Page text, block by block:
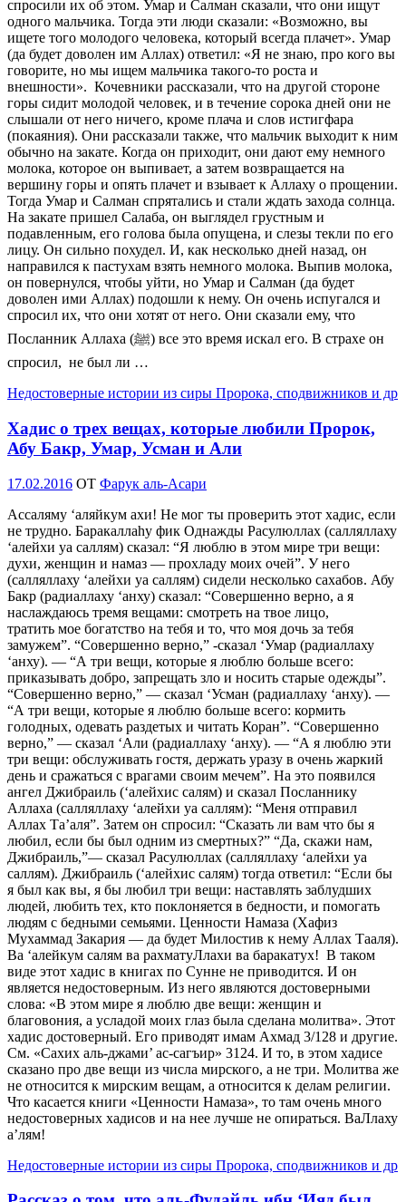
спросили их об этом. Умар и Салман сказали, что они ищут
одного мальчика. Тогда эти люди сказали: «Возможно, вы
ищете того молодого человека, который всегда плачет». Умар
(да будет доволен им Аллах) ответил: «Я не знаю, про кого вы
говорите, но мы ищем мальчика такого-то роста и
внешности». Кочевники рассказали, что на другой стороне
горы сидит молодой человек, и в течение сорока дней они не
слышали от него ничего, кроме плача и слов истигфара
(покаяния). Они рассказали также, что мальчик выходит к ним
обычно на закате. Когда он приходит, они дают ему немного
молока, которое он выпивает, а затем возвращается на
вершину горы и опять плачет и взывает к Аллаху о прощении.
Тогда Умар и Салман спрятались и стали ждать захода солнца.
На закате пришел Салаба, он выглядел грустным и
подавленным, его голова была опущена, и слезы текли по его
лицу. Он сильно похудел. И, как несколько дней назад, он
направился к пастухам взять немного молока. Выпив молока,
он повернулся, чтобы уйти, но Умар и Салман (да будет
доволен ими Аллах) подошли к нему. Он очень испугался и
спросил их, что они хотят от него. Они сказали ему, что
Посланник Аллаха (ﷺ) все это время искал его. В страхе он
спросил, не был ли …
Недостоверные истории из сиры Пророка, сподвижников и др
Хадис о трех вещах, которые любили Пророк,
Абу Бакр, Умар, Усман и Али
Опубликовано
17.02.2016 OT Фарук аль-Асари
Ассаляму ‘аляйкум ахи! Не мог ты проверить этот хадис, если
не трудно. Баракаллаhу фик Однажды Расулюллах (салляллаху
‘алейхи уа саллям) сказал: “Я люблю в этом мире три вещи:
духи, женщин и намаз — прохладу моих очей”. У него
(салляллаху ‘алейхи уа саллям) сидели несколько сахабов. Абу
Бакр (радиаллаху ‘анху) сказал: “Совершенно верно, а я
наслаждаюсь тремя вещами: смотреть на твое лицо,
тратить мое богатство на тебя и то, что моя дочь за тебя
замужем”. “Совершенно верно,” -сказал ‘Умар (радиаллаху
‘анху). — “А три вещи, которые я люблю больше всего:
приказывать добро, запрещать зло и носить старые одежды”.
“Совершенно верно,” — сказал ‘Усман (радиаллаху ‘анху). —
“А три вещи, которые я люблю больше всего: кормить
голодных, одевать раздетых и читать Коран”. “Совершенно
верно,” — сказал ‘Али (радиаллаху ‘анху). — “А я люблю эти
три вещи: обслуживать гостя, держать уразу в очень жаркий
день и сражаться с врагами своим мечем”. На это появился
ангел Джибраиль (‘алейхис салям) и сказал Посланнику
Аллаха (салляллаху ‘алейхи уа саллям): “Меня отправил
Аллах Та’аля”. Затем он спросил: “Сказать ли вам что бы я
любил, если бы был одним из смертных?” “Да, скажи нам,
Джибраиль,”— сказал Расулюллах (салляллаху ‘алейхи уа
саллям). Джибраиль (‘алейхис салям) тогда ответил: “Если бы
я был как вы, я бы любил три вещи: наставлять заблудших
людей, любить тех, кто поклоняется в бедности, и помогать
людям с бедными семьями. Ценности Намаза (Хафиз
Мухаммад Закария — да будет Милостив к нему Аллах Тааля).
Ва ‘алейкум салям ва рахматуЛлахи ва баракатух! В таком
виде этот хадис в книгах по Сунне не приводится. И он
является недостоверным. Из него являются достоверными
слова: «В этом мире я люблю две вещи: женщин и
благовония, а усладой моих глаз была сделана молитва». Этот
хадис достоверный. Его приводят имам Ахмад 3/128 и другие.
См. «Сахих аль-джами’ ас-сагъир» 3124. И то, в этом хадисе
сказано про две вещи из числа мирского, а не три. Молитва же
не относится к мирским вещам, а относится к делам религии.
Что касается книги «Ценности Намаза», то там очень много
недостоверных хадисов и на нее лучше не опираться. ВаЛлаху
а’лям!
Недостоверные истории из сиры Пророка, сподвижников и др